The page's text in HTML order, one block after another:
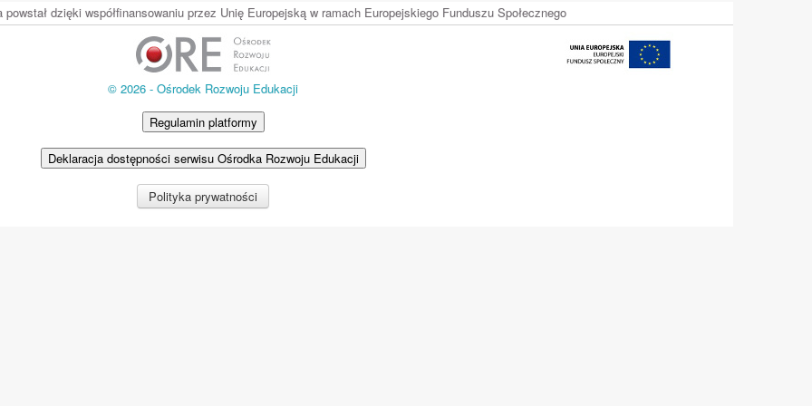
dzięki współfinansowaniu przez Unię Europejską w ramach Europejskiego Funduszu Społecznego
© 2026 - Ośrodek Rozwoju Edukacji
Regulamin platformy
Deklaracja dostępności serwisu Ośrodka Rozwoju Edukacji
Polityka prywatności